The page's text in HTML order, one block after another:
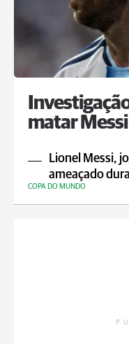
matar
Lionel Messi,
ameaçado
COPA DO MUNDO